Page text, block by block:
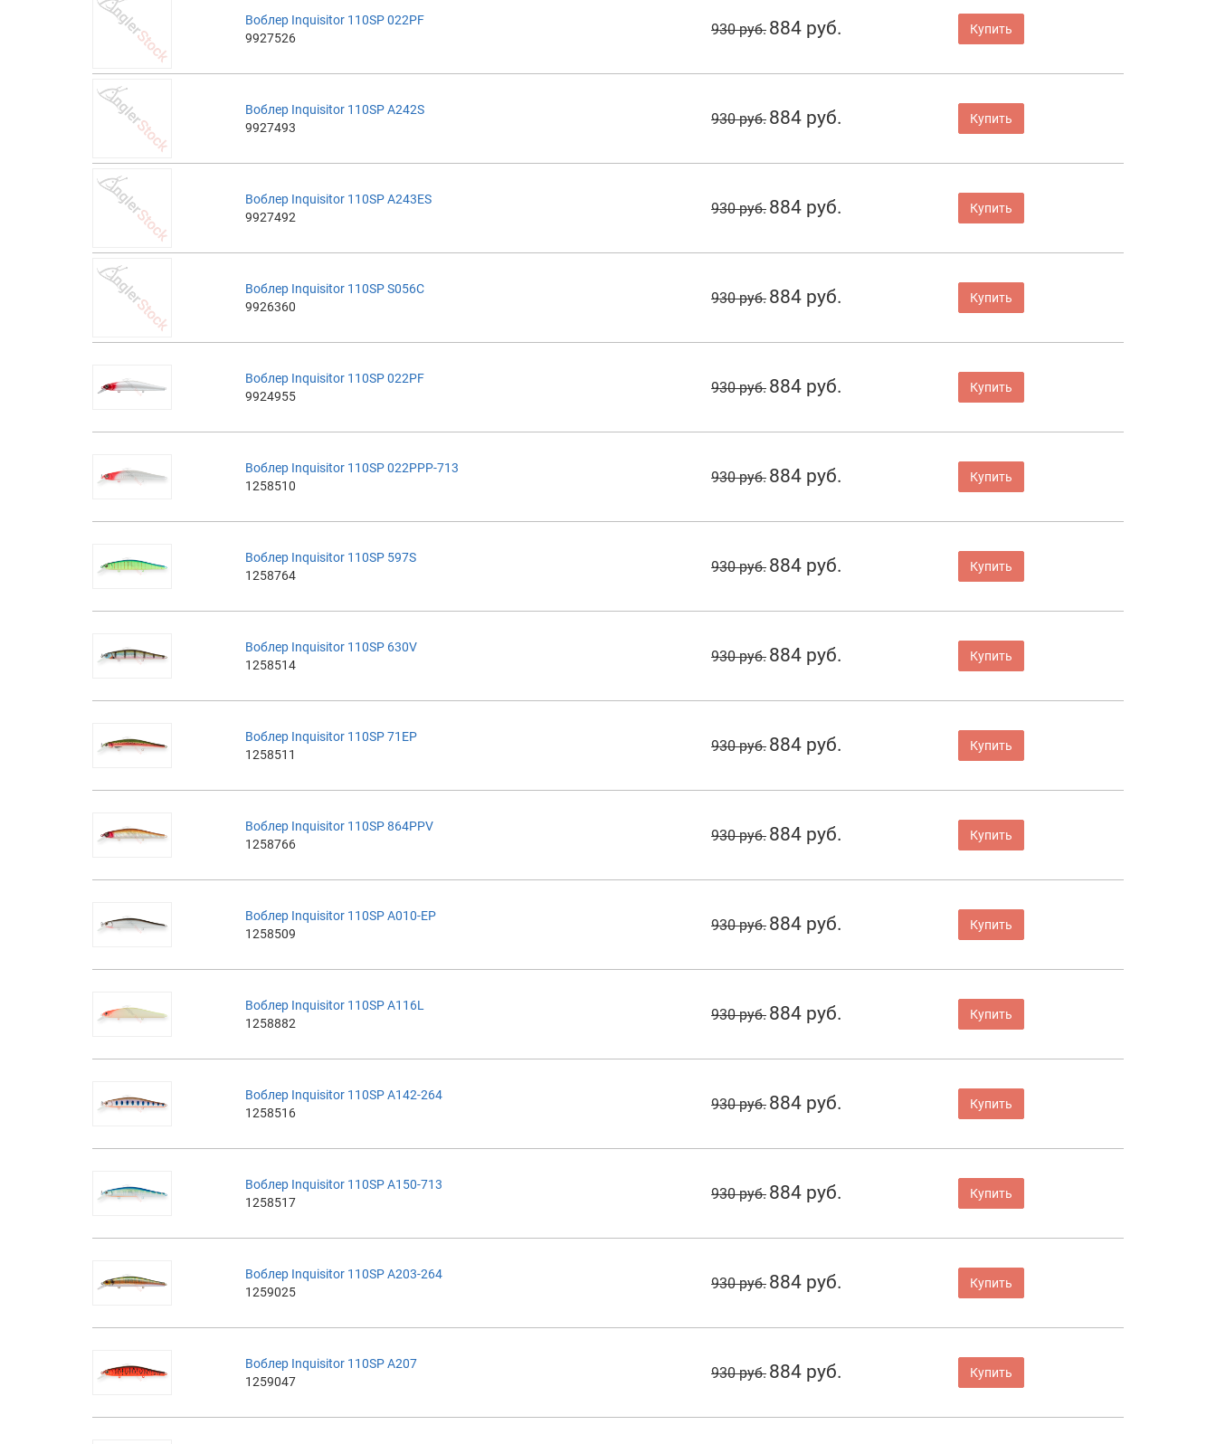
Воблер Inquisitor 110SP 022PF
9927526
930 руб. 884 руб. Купить
Воблер Inquisitor 110SP A242S
9927493
930 руб. 884 руб. Купить
Воблер Inquisitor 110SP A243ES
9927492
930 руб. 884 руб. Купить
Воблер Inquisitor 110SP S056C
9926360
930 руб. 884 руб. Купить
Воблер Inquisitor 110SP 022PF
9924955
930 руб. 884 руб. Купить
Воблер Inquisitor 110SP 022PPP-713
1258510
930 руб. 884 руб. Купить
Воблер Inquisitor 110SP 597S
1258764
930 руб. 884 руб. Купить
Воблер Inquisitor 110SP 630V
1258514
930 руб. 884 руб. Купить
Воблер Inquisitor 110SP 71EP
1258511
930 руб. 884 руб. Купить
Воблер Inquisitor 110SP 864PPV
1258766
930 руб. 884 руб. Купить
Воблер Inquisitor 110SP A010-EP
1258509
930 руб. 884 руб. Купить
Воблер Inquisitor 110SP A116L
1258882
930 руб. 884 руб. Купить
Воблер Inquisitor 110SP A142-264
1258516
930 руб. 884 руб. Купить
Воблер Inquisitor 110SP A150-713
1258517
930 руб. 884 руб. Купить
Воблер Inquisitor 110SP A203-264
1259025
930 руб. 884 руб. Купить
Воблер Inquisitor 110SP A207
1259047
930 руб. 884 руб. Купить